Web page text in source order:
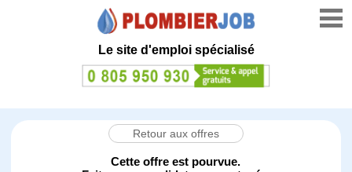
Le site d'emploi spécialisé
Retour aux offres
Cette offre est pourvue.